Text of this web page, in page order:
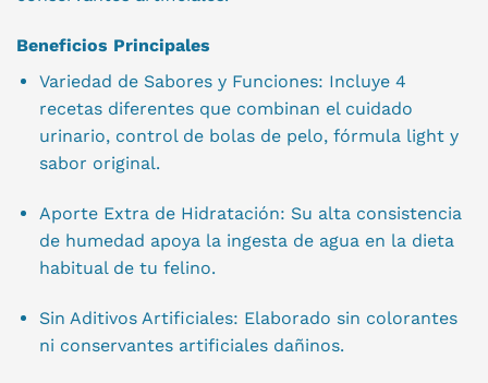
Beneficios Principales
Variedad de Sabores y Funciones: Incluye 4
recetas diferentes que combinan el cuidado
urinario, control de bolas de pelo, fórmula light y
sabor original.
Aporte Extra de Hidratación: Su alta consistencia
de humedad apoya la ingesta de agua en la dieta
habitual de tu felino.
Sin Aditivos Artificiales: Elaborado sin colorantes
ni conservantes artificiales dañinos.